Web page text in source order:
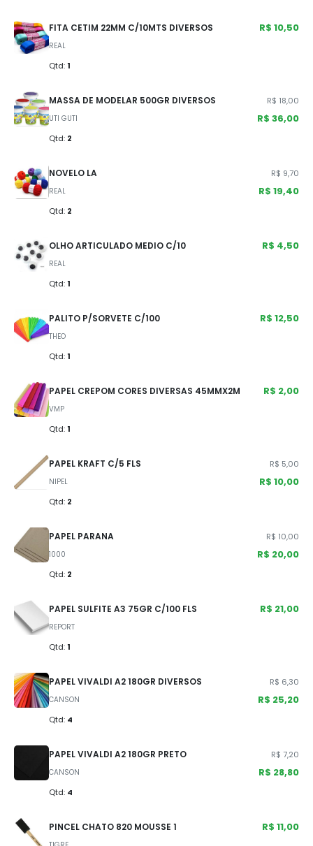
FITA CETIM 22MM C/10MTS DIVERSOS
REAL
Qtd: 1
R$ 10,50
MASSA DE MODELAR 500GR DIVERSOS
UTI GUTI
Qtd: 2
R$ 18,00
R$ 36,00
NOVELO LA
REAL
Qtd: 2
R$ 9,70
R$ 19,40
OLHO ARTICULADO MEDIO C/10
REAL
Qtd: 1
R$ 4,50
PALITO P/SORVETE C/100
THEO
Qtd: 1
R$ 12,50
PAPEL CREPOM CORES DIVERSAS 45MMX2M
VMP
Qtd: 1
R$ 2,00
PAPEL KRAFT C/5 FLS
NIPEL
Qtd: 2
R$ 5,00
R$ 10,00
PAPEL PARANA
1000
Qtd: 2
R$ 10,00
R$ 20,00
PAPEL SULFITE A3 75GR C/100 FLS
REPORT
Qtd: 1
R$ 21,00
PAPEL VIVALDI A2 180GR DIVERSOS
CANSON
Qtd: 4
R$ 6,30
R$ 25,20
PAPEL VIVALDI A2 180GR PRETO
CANSON
Qtd: 4
R$ 7,20
R$ 28,80
PINCEL CHATO 820 MOUSSE 1 R$ 11,00